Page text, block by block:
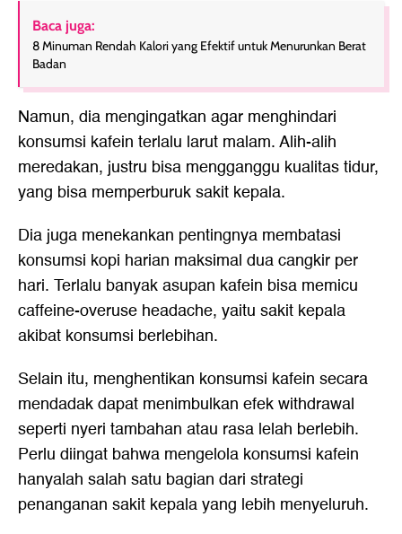
Baca juga:
8 Minuman Rendah Kalori yang Efektif untuk Menurunkan Berat
Badan
Namun, dia mengingatkan agar menghindari
konsumsi kafein terlalu larut malam. Alih-alih
meredakan, justru bisa mengganggu kualitas tidur,
yang bisa memperburuk sakit kepala.
Dia juga menekankan pentingnya membatasi
konsumsi kopi harian maksimal dua cangkir per
hari. Terlalu banyak asupan kafein bisa memicu
caffeine-overuse headache, yaitu sakit kepala
akibat konsumsi berlebihan.
Selain itu, menghentikan konsumsi kafein secara
mendadak dapat menimbulkan efek withdrawal
seperti nyeri tambahan atau rasa lelah berlebih.
Perlu diingat bahwa mengelola konsumsi kafein
hanyalah salah satu bagian dari strategi
penanganan sakit kepala yang lebih menyeluruh.